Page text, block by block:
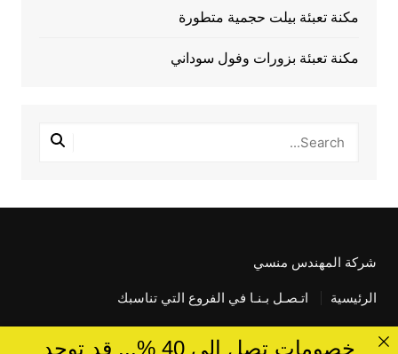
مكنة تعبئة بيلت حجمية متطورة
مكنة تعبئة بزورات وفول سوداني
شركة المهندس منسي
الرئيسية اتـصـل بـنـا في الفروع التي تناسبك
خصومات تصل الى 40 %... قد توجد